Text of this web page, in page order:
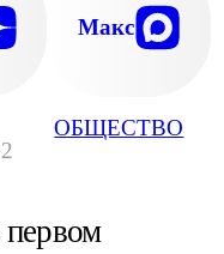
ОБЩЕСТВО
Макс